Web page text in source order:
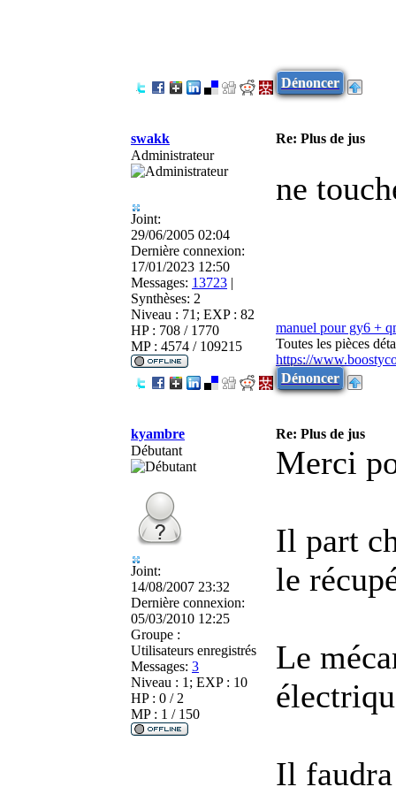
Dénoncer
swakk
Re: Plus de jus
Administrateur
Joint:
29/06/2005 02:04
Dernière connexion:
17/01/2023 12:50
Messages: 13723 |
Synthèses: 2
Niveau : 71; EXP : 82
HP : 708 / 1770
MP : 4574 / 109215
ne
manuel pour gy6 +
Toutes les pièces
https://
Dénoncer
kyambre
Re: Plus de jus
Débutant
Joint:
14/08/2007 23:32
Dernière connexion:
05/03/2010 12:25
Groupe :
Utilisateurs enregistrés
Messages: 3
Niveau : 1; EXP : 10
HP : 0 / 2
MP : 1 / 150
Merci
Il part
le
Le
Il faudra